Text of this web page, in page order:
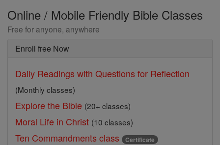
Online / Mobile Friendly Bible Classes
Free for anyone, anywhere
Enroll free Now
Daily Readings with Questions for Reflection
(Monthly classes)
Explore the Bible (20+ classes)
Moral Life in Christ (10 classes)
Ten Commandments class Certificate